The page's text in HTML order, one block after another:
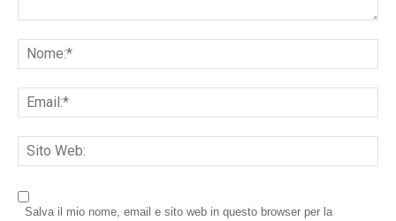
Salva il mio nome, email e sito web in questo browser per la